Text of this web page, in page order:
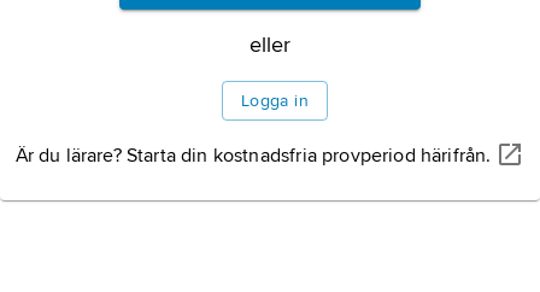
eller
Logga in
Är du lärare? Starta din kostnadsfria provperiod härifrån.